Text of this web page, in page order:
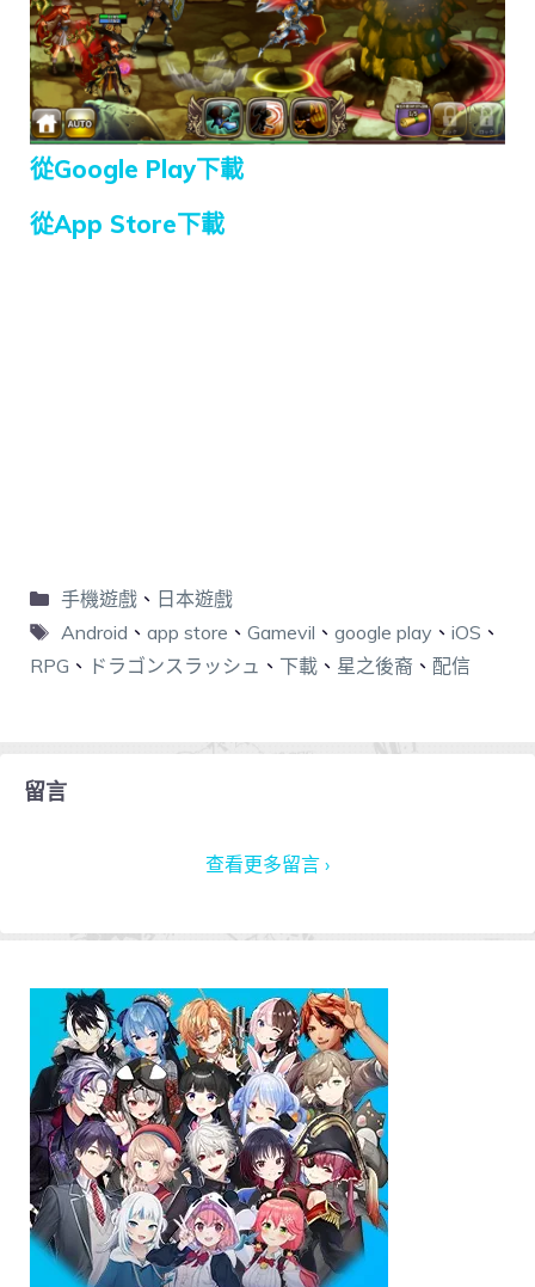
從Google Play下載
從App Store下載
手機遊戲、 日本遊戲
Android 、 app store 、 Gamevil 、 google play 、 iOS 、
RPG 、 ドラゴンスラッシュ 、 下載 、 星之後裔 、 配信
留言
查看更多留言 ›